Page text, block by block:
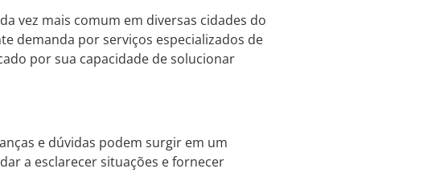
vez mais comum em diversas cidades do
demanda por serviços especializados de
por sua capacidade de solucionar
e dúvidas podem surgir em um
a esclarecer situações e fornecer